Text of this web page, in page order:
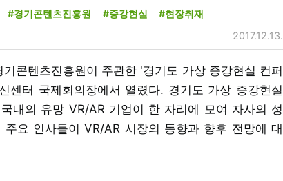
#경기콘텐츠진흥원 #증강현실 #현장취재
2017.12.13.
콘텐츠진흥원이 주관한 '경기도 가상 증강현실 컨퍼
센터 국제회의장에서 열렸다. 경기도 가상 증강현실
내의 유망 VR/AR 기업이 한 자리에 모여 자사의 성
요 인사들이 VR/AR 시장의 동향과 향후 전망에 대